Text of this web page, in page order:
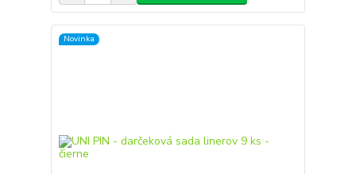
Novinka